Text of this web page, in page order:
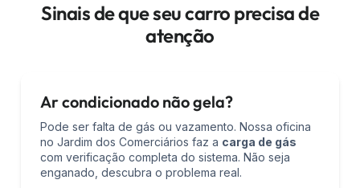
Sinais de que seu carro precisa de
atenção
Ar condicionado não gela?
Pode ser falta de gás ou vazamento. Nossa oficina
no Jardim dos Comerciários faz a carga de gás
com verificação completa do sistema. Não seja
enganado, descubra o problema real.